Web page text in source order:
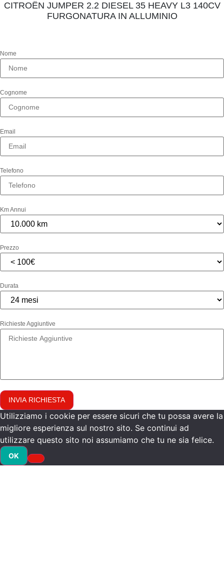
CITROËN JUMPER 2.2 DIESEL 35 HEAVY L3 140CV
FURGONATURA IN ALLUMINIO
Nome
Cognome
Email
Telefono
Km Annui
Prezzo
Durata
Richieste Aggiuntive
INVIA RICHIESTA
Utilizziamo i cookie per essere sicuri che tu possa avere la
migliore esperienza sul nostro sito. Se continui ad
utilizzare questo sito noi assumiamo che tu ne sia felice.
OK